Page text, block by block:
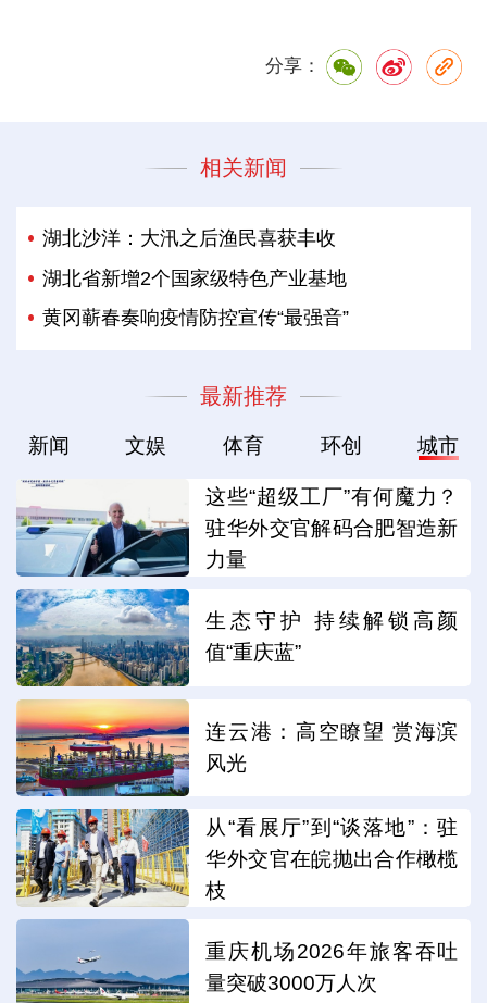
分享：
相关新闻
湖北沙洋：大汛之后渔民喜获丰收
湖北省新增2个国家级特色产业基地
黄冈蕲春奏响疫情防控宣传“最强音”
最新推荐
新闻 文娱 体育 环创 城市
这些“超级工厂”有何魔力？
驻华外交官解码合肥智造新
力量
生态守护 持续解锁高颜
值“重庆蓝”
连云港：高空瞭望 赏海滨
风光
从“看展厅”到“谈落地”：驻
华外交官在皖抛出合作橄榄
枝
重庆机场2026年旅客吞吐
量突破3000万人次